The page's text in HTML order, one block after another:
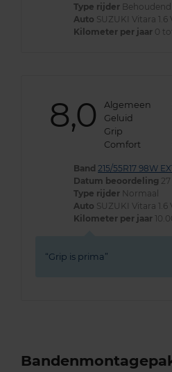
Type rijder Behoudend
Auto SUZUKI Vitara 1.6
Kilometer per jaar 0
8,0 Algemeen
Geluid
Grip
Comfort
Band 215/55R17 98W
Datum beoordeling
Type rijder Normaal
Auto SUZUKI Vitara 1.6
Kilometer per jaar
Grip is prima